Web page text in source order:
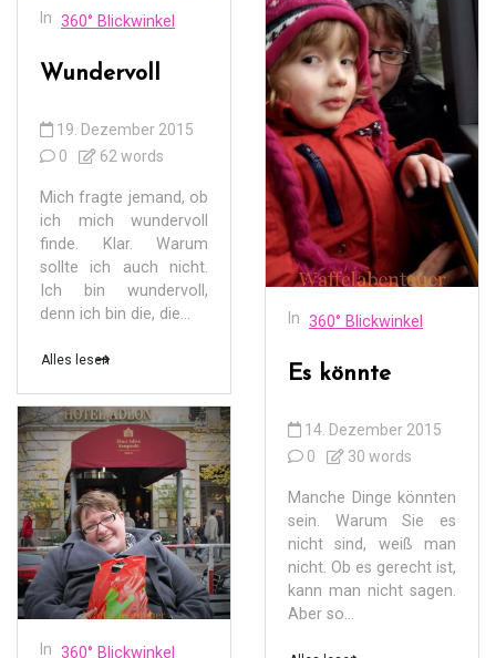
In 360° Blickwinkel
Wundervoll
19. Dezember 2015
0
62 words
Mich fragte jemand, ob
ich mich wundervoll
finde. Klar. Warum
sollte ich auch nicht.
Ich bin wundervoll,
denn ich bin die, die...
Alles lesen
In 360° Blickwinkel
In 360° Blickwinkel
Es könnte
14. Dezember 2015
0
30 words
Manche Dinge könnten
sein. Warum Sie es
nicht sind, weiß man
nicht. Ob es gerecht ist,
kann man nicht sagen.
Aber so...